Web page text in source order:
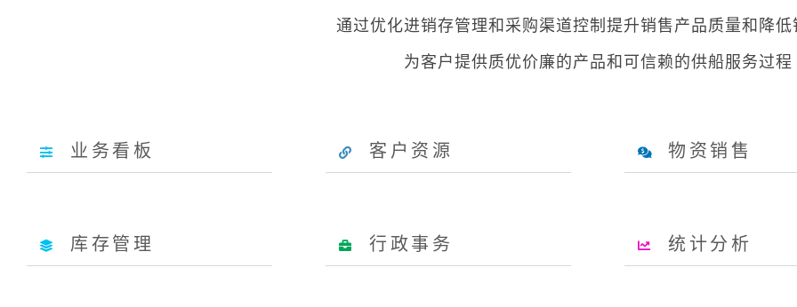
通过优化进销存管理和采购渠道控制提升销售产品质量和降
为客户提供质优价廉的产品和可信赖的供船服务过程
业务看板 客户资源 物资销售
库存管理 行政事务 统计分析